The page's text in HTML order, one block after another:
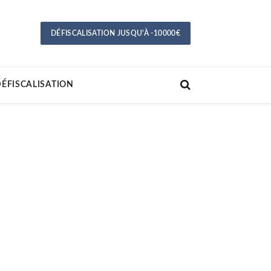
DÉFISCALISATION JUSQU'À -10000€